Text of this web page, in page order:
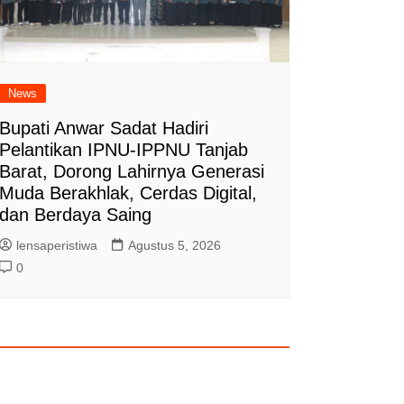
News
Anwar Sadat Hadiri
IPNU-IPPNU Tanjab
Dorong Lahirnya Generasi
Berakhlak, Cerdas Digital,
Berdaya Saing
lensaperistiwa
Agustus 5, 2026
0